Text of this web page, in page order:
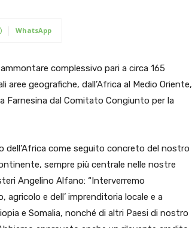
WhatsApp
complessivo pari a circa 165
geografiche, dall’Africa al Medio Oriente,
Farnesina dal Comitato Congiunto per la
dell’Africa come seguito concreto del nostro
sempre più centrale nelle nostre
Angelino Alfano: “Interverremo
e dell’ imprenditoria locale e a
e Somalia, nonché di altri Paesi di nostro